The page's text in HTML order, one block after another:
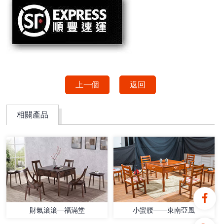
上一個 返回
相關產品
財氣滾滾—福滿堂 小蠻腰——東南亞風